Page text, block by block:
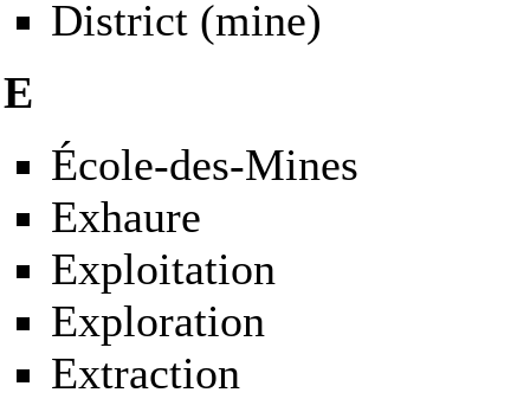
District (mine)
E
École-des-Mines
Exhaure
Exploitation
Exploration
Extraction